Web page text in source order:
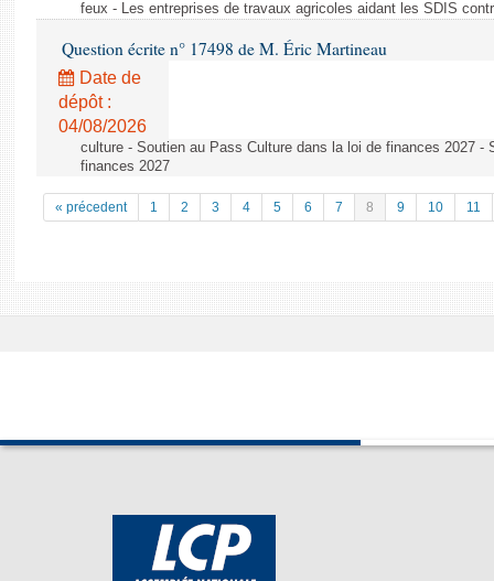
feux - Les entreprises de travaux agricoles aidant les SDIS
Question écrite n° 17498 de M. Éric Martineau
Date de
dépôt :
04/08/2026
culture - Soutien au Pass Culture dans la loi de finances 2027 -
finances 2027
« précedent 1 2 3 4 5 6 7 8 9 10 11